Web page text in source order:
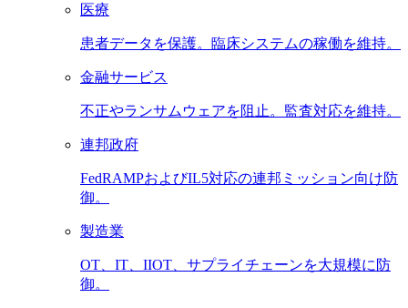
医療
患者データを保護。臨床システムの稼働を維持。
金融サービス
不正やランサムウェアを阻止。監査対応を維持。
連邦政府
FedRAMPおよびIL5対応の連邦ミッション向け防
御。
製造業
OT、IT、IIOT、サプライチェーンを大規模に防
御。